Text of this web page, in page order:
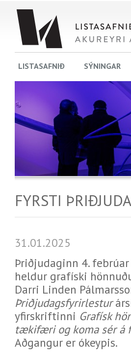
FYRSTI
31.01.2025
Þriðjudaginn 4. febrúar
heldur grafíski
Darri Linden
Þriðjudagsfyrirlestur
yfirskriftinni Grafísk
tækifæri og koma sér á
Aðgangur er ókeypis.
LISTASAFNIÐ SÝNINGAR